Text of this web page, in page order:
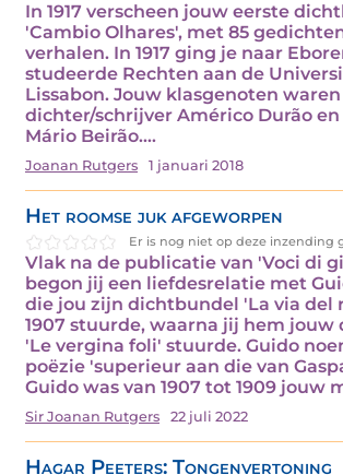
In 1917 verscheen jouw eerste
'Cambio Olhares', met 85
verhalen. In 1917 ging je naar
studeerde Rechten aan de
Lissabon. Jouw klasgenoten waren
dichter/schrijver Américo Durão
Mário Beirão.…
Joanan Rutgers 1 januari 2018
Het roomse juk afgeworpen
Er is nog niet op deze inzending
Vlak na de publicatie van 'Voci di
begon jij een liefdesrelatie met
die jou zijn dichtbundel 'La via del
1907 stuurde, waarna jij hem
'Le vergina foli' stuurde. Guido
poëzie 'superieur aan die van
Guido was van 1907 tot 1909 jouw
Sir Joanan Rutgers 22 juli 2022
Hagar Peeters: Tongenvertoning